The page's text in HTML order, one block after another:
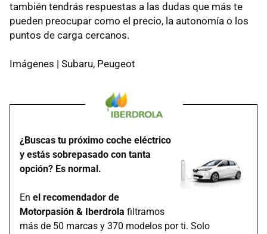
también tendrás respuestas a las dudas que más te
pueden preocupar como el precio, la autonomía o los
puntos de carga cercanos.
Imágenes | Subaru, Peugeot
¿Buscas tu próximo coche eléctrico
y estás sobrepasado con tanta
opción? Es normal.
En el recomendador de
Motorpasión & Iberdrola filtramos
más de 50 marcas y 370 modelos por ti. Solo